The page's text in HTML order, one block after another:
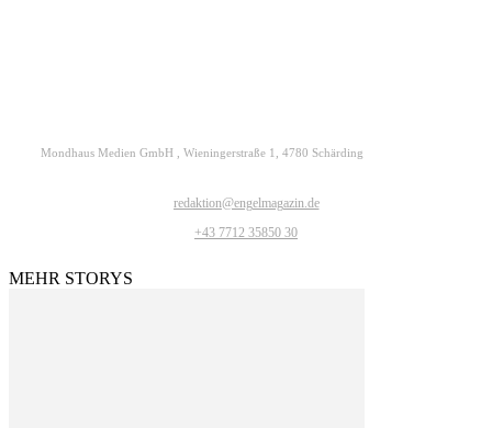
Mondhaus Medien GmbH , Wieningerstraße 1, 4780 Schärding
redaktion@engelmagazin.de
+43 7712 35850 30
MEHR STORYS